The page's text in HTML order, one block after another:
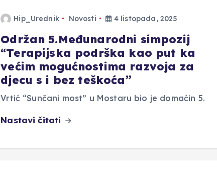
Hip_Urednik Novosti 4 listopada, 2025
Održan 5.Međunarodni simpozij
“Terapijska podrška kao put ka
većim mogućnostima razvoja za
djecu s i bez teškoća”
Vrtić “Sunčani most” u Mostaru bio je domaćin 5.
Nastavi čitati